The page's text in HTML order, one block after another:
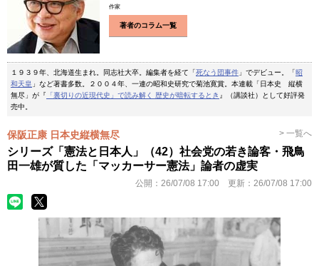
作家
著者のコラム一覧
１９３９年、北海道生まれ。同志社大卒。編集者を経て「死なう団事件 」でデビュー。「昭
和天皇 」など著書多数。２００４年、一連の昭和史研究で菊池寛賞。本連載「日本史 縦横
無尽」が『 「裏切りの近現代史」で読み解く 歴史が暗転するとき 』（講談社）として好評発
売中。
保阪正康 日本史縦横無尽 > 一覧へ
シリーズ「憲法と日本人」（42）社会党の若き論客・飛鳥
田一雄が質した「マッカーサー憲法」論者の虚実
公開： 26/07/08 17:00 更新： 26/07/08 17:00